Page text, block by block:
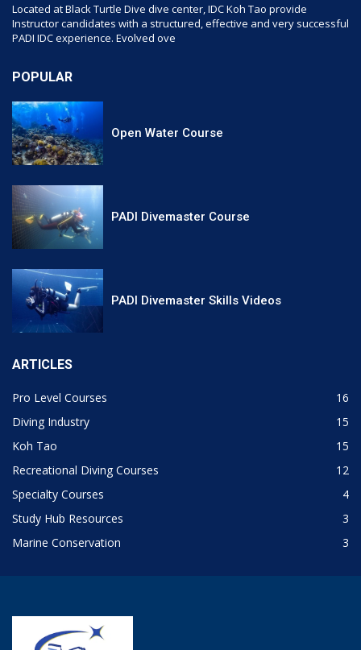
Located at Black Turtle Dive dive center, IDC Koh Tao provide
Instructor candidates with a structured, effective and very successful
PADI IDC experience. Evolved ove
POPULAR
Open Water Course
PADI Divemaster Course
PADI Divemaster Skills Videos
ARTICLES
Pro Level Courses
16
Diving Industry
15
Koh Tao
15
Recreational Diving Courses
12
Specialty Courses
4
Study Hub Resources
3
Marine Conservation
3